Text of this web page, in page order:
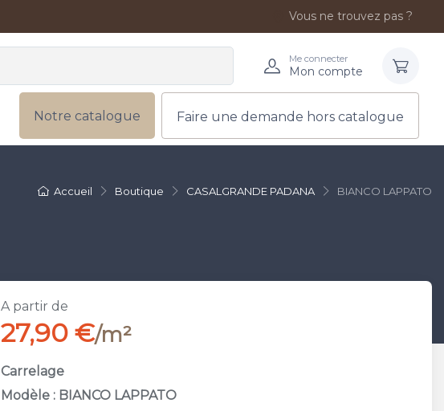
Vous ne trouvez pas ?
Me connecter
Mon compte
Notre catalogue Faire une demande hors catalogue
Accueil Boutique CASALGRANDE PADANA BIANCO LAPPATO
A partir de
27,90 €/m²
Carrelage
Modèle : BIANCO LAPPATO